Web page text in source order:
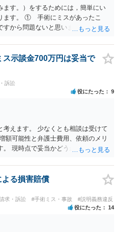
ます。）をするためには，簡単にい
ます。 ① 手術にミスがあったこ
すから問題ないと思います。 ② 手
せなくなったこと ④ 仕事を休まな
休業損害が発生したこと ⑤ マスク
的に評価できる精神的な損害が発生
が，内藤先生のご指摘なさる「相当
係のないことまでは責任追及ができ
の結果，手術前と比べて見た目が著
術のミスの結果，入院期間が延びて
追加請求が可能な余地があります。
に「これ以上金銭の請求はしませ
っていると， 上記の請求は，基本的
示談金700万円は妥当で
訴訟
役にたった 9
えます。 少なくとも相談は受けて
額可能性と弁護士費用、依頼のメリ
。 現時点で妥当かどうかを即断する
る損害賠償
求・訴訟 #手術ミス・事故 #説明義務違反
役にたった 14